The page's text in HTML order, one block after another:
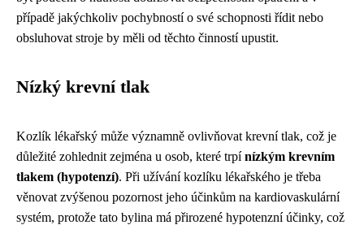
případě jakýchkoliv pochybností o své schopnosti řídit nebo
obsluhovat stroje by měli od těchto činností upustit.
Nízký krevní tlak
Kozlík lékařský může významně ovlivňovat krevní tlak, což je
důležité zohlednit zejména u osob, které trpínízkým krevním
tlakem (hypotenzí). Při užívání kozlíku lékařského je třeba
věnovat zvýšenou pozornost jeho účinkům na kardiovaskulární
systém, protože tato bylina má přirozené hypotenzní účinky, což